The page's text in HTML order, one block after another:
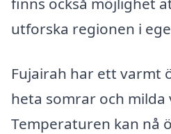
utforska regionen i
Fujairah har ett varmt
heta somrar och milda
Temperaturen kan nå